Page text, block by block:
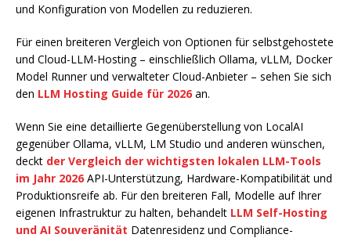
und Konfiguration von Modellen zu reduzieren.
Für einen breiteren Vergleich von Optionen für selbstgehostete
und Cloud-LLM-Hosting – einschließlich Ollama, vLLM, Docker
Model Runner und verwalteter Cloud-Anbieter – sehen Sie sich
den LLM Hosting Guide für 2026 an.
Wenn Sie eine detaillierte Gegenüberstellung von LocalAI
gegenüber Ollama, vLLM, LM Studio und anderen wünschen,
deckt der Vergleich der wichtigsten lokalen LLM-Tools
im Jahr 2026 API-Unterstützung, Hardware-Kompatibilität und
Produktionsreife ab. Für den breiteren Fall, Modelle auf Ihrer
eigenen Infrastruktur zu halten, behandelt LLM Self-Hosting
und AI Souveränität Datenresidenz und Compliance-